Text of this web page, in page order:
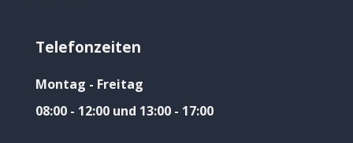
Telefonzeiten
Montag - Freitag
08:00 - 12:00 und 13:00 - 17:00